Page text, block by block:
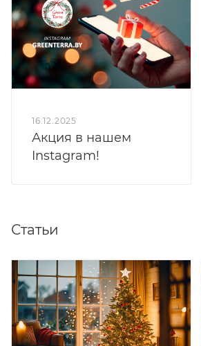
16.12.2025
Акция в нашем
Instagram!
Статьи